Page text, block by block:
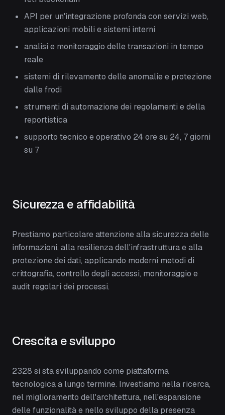
API per un'integrazione profonda con servizi web,
applicazioni mobili e sistemi interni
analisi e monitoraggio delle transazioni in tempo
reale
sistemi di rilevamento delle anomalie e protezione
dalle frodi
strumenti di automazione dei regolamenti e della
reportistica
supporto tecnico e operativo 24 ore su 24, 7 giorni
su 7
Sicurezza e affidabilità
Prestiamo particolare attenzione alla sicurezza delle
informazioni, alla resilienza dell'infrastruttura e alla
protezione dei dati, applicando moderni metodi di
crittografia, controllo degli accessi, monitoraggio e
audit regolari dei processi.
Crescita e sviluppo
2328 si sta sviluppando come piattaforma
tecnologica a lungo termine. Investiamo nella ricerca,
nel miglioramento dell'architettura, nell'espansione
delle funzionalità e nello sviluppo della presenza